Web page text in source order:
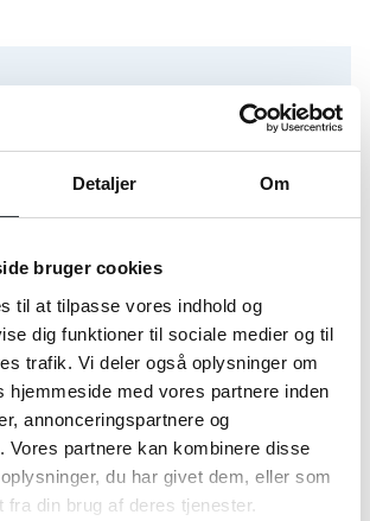
Detaljer Om
bruger cookies
til at tilpasse vores indhold og
dig funktioner til sociale medier og til
trafik. Vi deler også oplysninger om
hjemmeside med vores partnere inden
annonceringspartnere og
Vores partnere kan kombinere disse
du har givet dem, eller som
fra din brug af deres tjenester.